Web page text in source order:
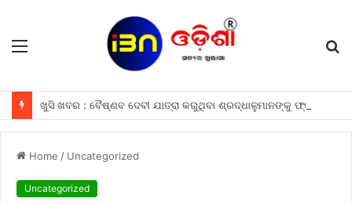
Menu
Home / Uncategorized
Uncategorized